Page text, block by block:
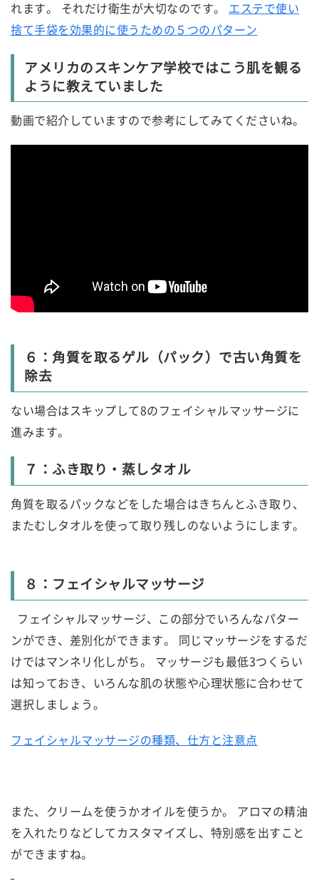
れます。 それだけ衛生が大切なのです。 エステで使い
捨て手袋を効果的に使うための５つのパターン
アメリカのスキンケア学校ではこう肌を観る
ように教えていました
動画で紹介していますので参考にしてみてくださいね。
６：角質を取るゲル（パック）で古い角質を
除去
ない場合はスキップして8のフェイシャルマッサージに
進みます。
７：ふき取り・蒸しタオル
角質を取るパックなどをした場合はきちんとふき取り、
またむしタオルを使って取り残しのないようにします。
８：フェイシャルマッサージ
フェイシャルマッサージ、この部分でいろんなパター
ンができ、差別化ができます。 同じマッサージをするだ
けではマンネリ化しがち。 マッサージも最低3つくらい
は知っておき、いろんな肌の状態や心理状態に合わせて
選択しましょう。
フェイシャルマッサージの種類、仕方と注意点
また、クリームを使うかオイルを使うか。 アロマの精油
を入れたりなどしてカスタマイズし、特別感を出すこと
ができますね。